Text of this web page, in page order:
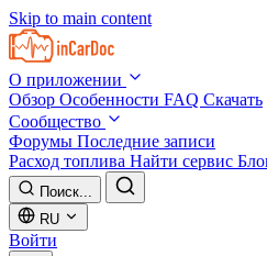
Skip to main content
О приложении
Обзор Особенности FAQ Скачать
Сообщество
Форумы Последние записи
Расход топлива Найти сервис
Поиск...
RU
Войти